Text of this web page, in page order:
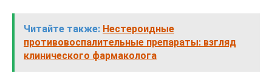
Читайте также: Нестероидные
противовоспалительные препараты: взгляд
клинического фармаколога